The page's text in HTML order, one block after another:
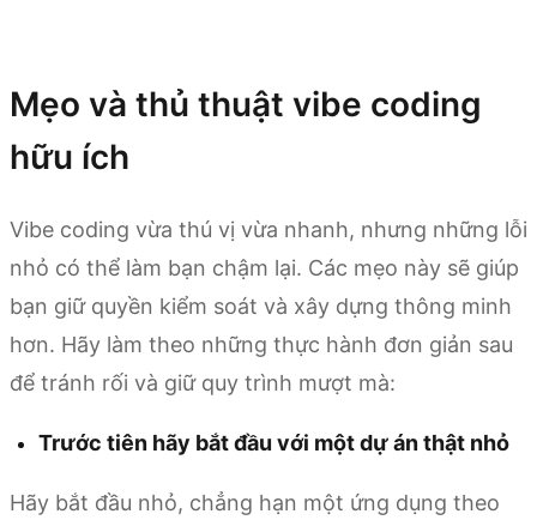
Mẹo và thủ thuật vibe coding
hữu ích
Vibe coding vừa thú vị vừa nhanh, nhưng những lỗi
nhỏ có thể làm bạn chậm lại. Các mẹo này sẽ giúp
bạn giữ quyền kiểm soát và xây dựng thông minh
hơn. Hãy làm theo những thực hành đơn giản sau
để tránh rối và giữ quy trình mượt mà:
Trước tiên hãy bắt đầu với một dự án thật nhỏ
Hãy bắt đầu nhỏ, chẳng hạn một ứng dụng theo